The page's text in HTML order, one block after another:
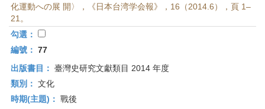
化運動への展 開〉，《日本台湾学会報》，16（2014.6），頁 1–
21。
勾選：
編號： 77
出版書目： 臺灣史研究文獻類目 2014 年度
類別： 文化
時期(主題)： 戰後